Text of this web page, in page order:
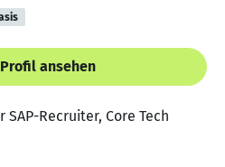
ansehen
Recruiter, Core Tech